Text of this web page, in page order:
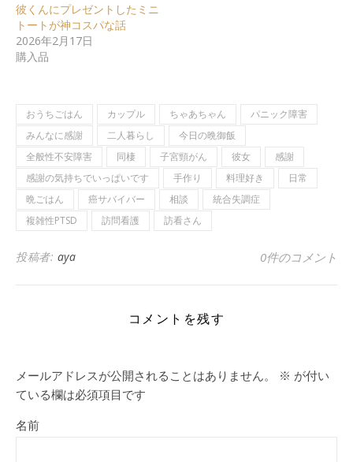
彼くんにプレゼントしたミニ
トートが神コスパな話
2026年2月17日
購入品
おうちごはん カップル ちゃあちゃん
パニック障害
みんなに感謝
二人暮らし
今日の晩御飯
全般性不安障害
同棲 子宮頸がん 彼女
感謝
感謝の気持ちでいっぱいです
手作り 料理好き
日常
晩ごはん
癌サバイバー 相談
統合失調症
複雑性PTSD
訪問看護 訪看さん
投稿者: aya 0件のコメント
コメントを残す
メールアドレスが公開されることはありません。 ※ が付い
ている欄は必須項目です
名前